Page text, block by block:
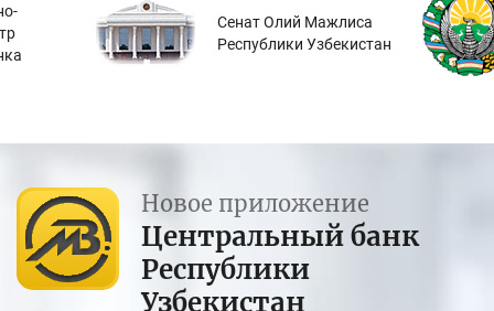
Сенат Олий Мажлиса
Республики Узбекистан
Новое приложение
Центральный банк
Республики
Узбекистан